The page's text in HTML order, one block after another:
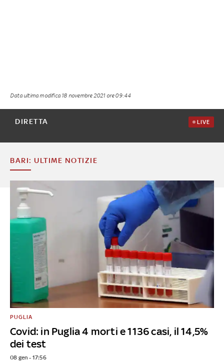
Data ultima modifica 18 novembre 2021 ore 09:44
DIRETTA LIVE
BARI: ULTIME NOTIZIE
Covid: in Puglia 4 morti e 1136 casi, il 14,5%
dei test
PUGLIA
08 gen - 17:56